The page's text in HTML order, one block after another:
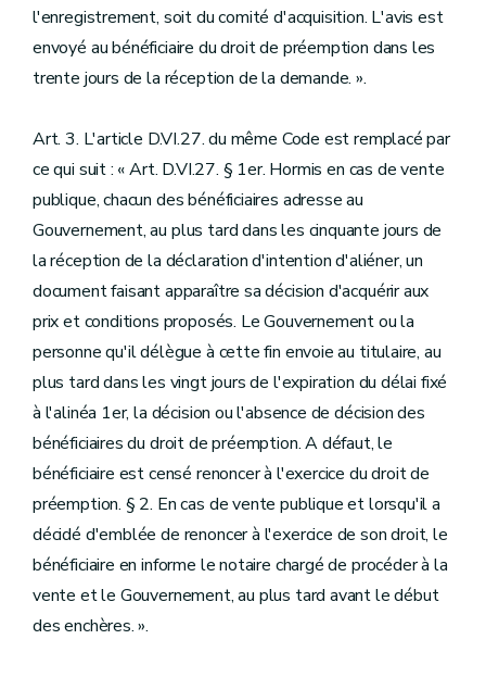
l'enregistrement, soit du comité d'acquisition. L'avis est
envoyé au bénéficiaire du droit de préemption dans les
trente jours de la réception de la demande. ».
Art. 3. L'article D.VI.27. du même Code est remplacé par
ce qui suit : « Art. D.VI.27. § 1er. Hormis en cas de vente
publique, chacun des bénéficiaires adresse au
Gouvernement, au plus tard dans les cinquante jours de
la réception de la déclaration d'intention d'aliéner, un
document faisant apparaître sa décision d'acquérir aux
prix et conditions proposés. Le Gouvernement ou la
personne qu'il délègue à cette fin envoie au titulaire, au
plus tard dans les vingt jours de l'expiration du délai fixé
à l'alinéa 1er, la décision ou l'absence de décision des
bénéficiaires du droit de préemption. A défaut, le
bénéficiaire est censé renoncer à l'exercice du droit de
préemption. § 2. En cas de vente publique et lorsqu'il a
décidé d'emblée de renoncer à l'exercice de son droit, le
bénéficiaire en informe le notaire chargé de procéder à la
vente et le Gouvernement, au plus tard avant le début
des enchères. ».